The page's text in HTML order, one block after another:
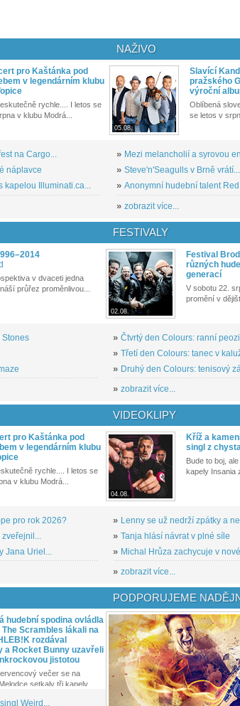
pro Kaštánka pod
v legendárním klubu
rychle.... I letos se
v klubu Modrá...
na Cargo...
náplavce
kapelou Illuminati.ca...
NAŽIVO
05.08.
Slavící
pražského
výroční
Oblíbená
se letos v
» Mezi melancholií a syrovou
» Steve'n'Seagulls v Brně vrátí...
» Anonymní hudební talent
» zobrazit více...
v dvaceti jedna
průřez proměnlivou...
Stones
FESTIVALY
02.08.
Festival
různých
generací
V sobotu 22.
promění v
» Čtvrtý den Colours: ranní
» Třetí den Colours: tanec v
» Druhý den Colours: tenisový
» zobrazit více...
pro Kaštánka pod
v legendárním klubu
rychle.... I letos se
v klubu Modrá...
pro rok 2026?
zveřejnil...
Jana Uriel...
VIDEOKLIPY
04.08.
Kříž a
singl z
Bude to boj,
kapely Insania
» Lenny se už nedrží zpátky a
» Tanja hlásí návrat v plné síle
» Michal Hrůza zachycuje v
» zobrazit více...
hudební spodina ovládla
The Scrambles lákali na
rozdával
a Rocket Bunny uzavřeli
jistotou
večer se na
setkaly tři kapely...
Weird...
PODPORUJEME